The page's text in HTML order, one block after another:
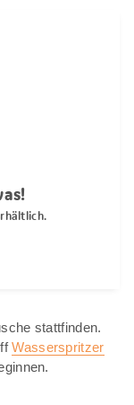
stattfinden.
Wasserspritzer